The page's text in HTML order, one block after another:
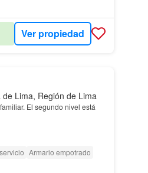
Ver propiedad
Lima, Región de Lima
familiar. El segundo nivel está
Armario empotrado